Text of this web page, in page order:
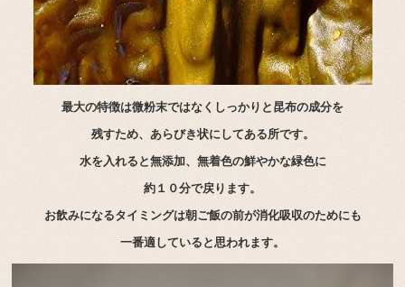
最大の特徴は微粉末ではなくしっかりと昆布の成分を
残すため、あらびき状にしてある所です。
水を入れると無添加、無着色の鮮やかな緑色に
約１０分で戻ります。
お飲みになるタイミングは朝ご飯の前が消化吸収のためにも
一番適していると思われます。